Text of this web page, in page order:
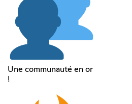
Une communauté en or
!